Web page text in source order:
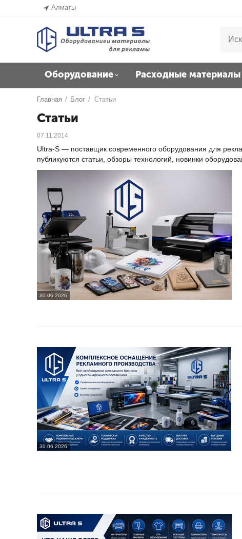
Алматы
Оборудование Расходные материалы
Главная / Блог / Статьи
Статьи
07.11.2014
Ultra-S — поставщик современного оборудования для
публикуются статьи, обзоры технологий, новинки
30.06.2026
30.06.2026